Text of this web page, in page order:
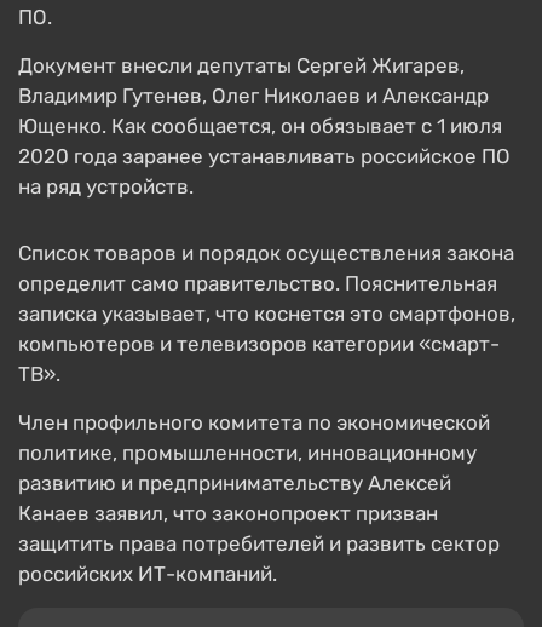
ПО.
Документ внесли депутаты Сергей Жигарев,
Владимир Гутенев, Олег Николаев и Александр
Ющенко. Как сообщается, он обязывает с 1 июля
2020 года заранее устанавливать российское ПО
на ряд устройств.
Список товаров и порядок осуществления закона
определит само правительство. Пояснительная
записка указывает, что коснется это смартфонов,
компьютеров и телевизоров категории «смарт-
ТВ».
Член профильного комитета по экономической
политике, промышленности, инновационному
развитию и предпринимательству Алексей
Канаев заявил, что законопроект призван
защитить права потребителей и развить сектор
российских ИТ-компаний.